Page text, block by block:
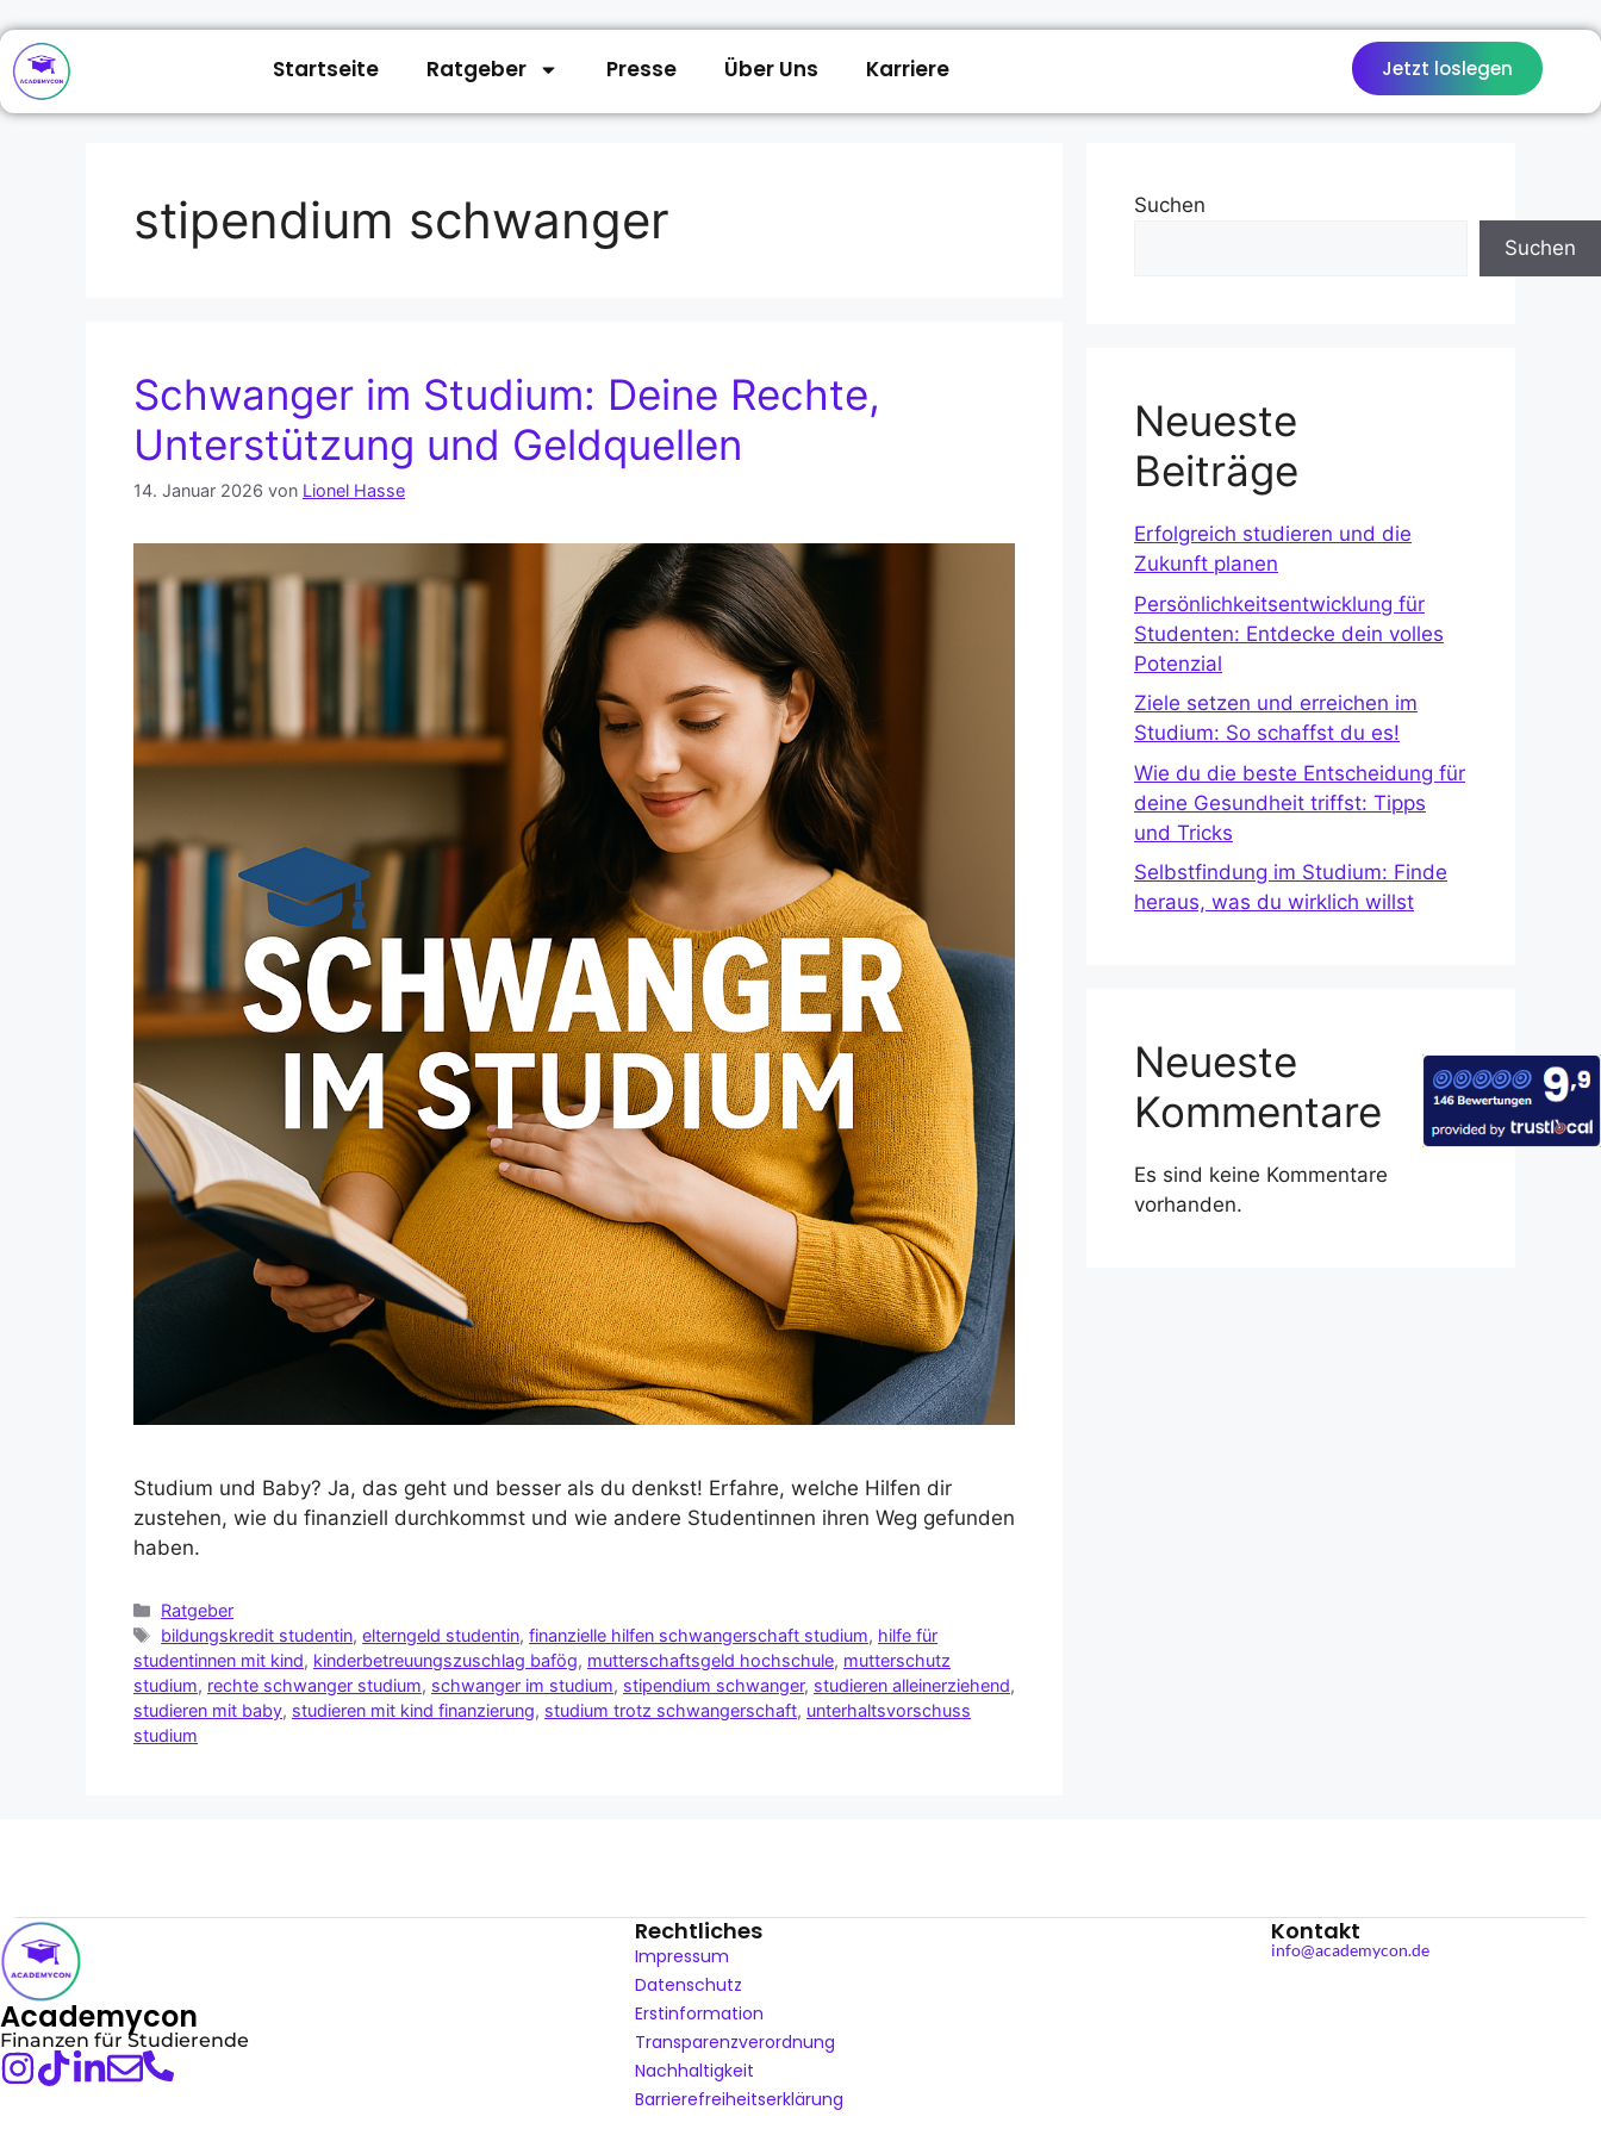
Startseite Ratgeber Presse Über Uns Karriere Jetzt loslegen
stipendium schwanger
Schwanger im Studium: Deine Rechte,
Unterstützung und Geldquellen
14. Januar 2026 von Lionel Hasse
Studium und Baby? Ja, das geht und besser als du denkst! Erfahre, welche Hilfen dir
zustehen, wie du finanziell durchkommst und wie andere Studentinnen ihren Weg gefunden
haben.
Ratgeber
bildungskredit studentin,elterngeld studentin,finanzielle hilfen schwangerschaft studium, hilfe für
studentinnen mit kind, kinderbetreuungszuschlag bafög, mutterschaftsgeld hochschule, mutterschutz
studium, rechte schwanger studium, schwanger im studium, stipendium schwanger, studieren alleinerziehend,
studieren mit baby, studieren mit kind finanzierung, studium trotz schwangerschaft, unterhaltsvorschuss
studium
Suchen
Suchen
Neueste
Beiträge
Erfolgreich studieren und die
Zukunft planen
Persönlichkeitsentwicklung für
Studenten: Entdecke dein volles
Potenzial
Ziele setzen und erreichen im
Studium: So schaffst du es!
Wie du die beste Entscheidung für
deine Gesundheit triffst: Tipps
und Tricks
Selbstfindung im Studium: Finde
heraus, was du wirklich willst
Neueste
Kommentare
Es sind keine Kommentare
vorhanden.
Academycon
Finanzen für Studierende
Rechtliches
Impressum
Datenschutz
Erstinformation
Transparenzverordnung
Nachhaltigkeit
Barrierefreiheitserklärung
Kontakt
info@academycon.de